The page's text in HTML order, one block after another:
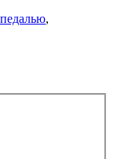
педалью,